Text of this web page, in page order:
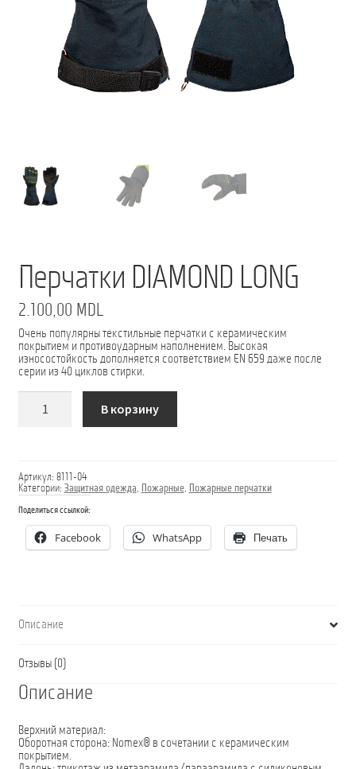
Мой аккаунт
Пожарная Техника
Полицейская Техника
Условия
Школьный автобус Ford Transit M2
Перчатки DIAMOND LONG
2.100,00 MDL
Очень популярны текстильные перчатки с керамическим
покрытием и противоударным наполнением. Высокая
износостойкость дополняется соответствием EN 659 даже после
серии из 40 циклов стирки.
товара
В корзину
Артикул: 8111-04
Категории: Защитная одежда, Пожарные, Пожарные перчатки
Поделиться ссылкой:
Facebook WhatsApp Печать
Описание
Отзывы (0)
Описание
Верхний материал:
Оборотная сторона: Nomex® в сочетании с керамическим
покрытием.